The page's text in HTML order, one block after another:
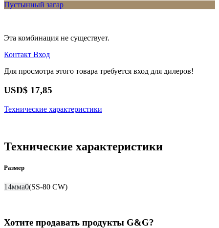
Пустынный загар
Эта комбинация не существует.
Контакт Вход
Для просмотра этого товара требуется вход для дилеров!
USD$ 17,85
Технические характеристики
Технические характеристики
Размер
14ммa0(SS-80 CW)
Хотите продавать продукты G&G?